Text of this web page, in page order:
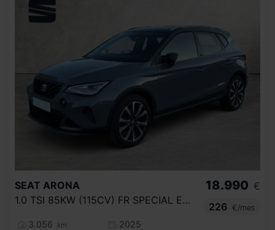
SEAT ARONA
1.0 TSI 85KW (115CV) FR SPECIAL EDITION
3.056 km
2025
18.990 €
226
€/mes